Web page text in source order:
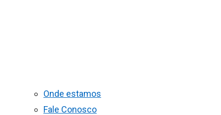
Onde estamos
Fale Conosco